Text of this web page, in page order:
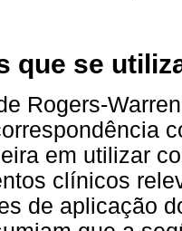
que se
Rogers-
em utilizar
clínicos
de aplicação